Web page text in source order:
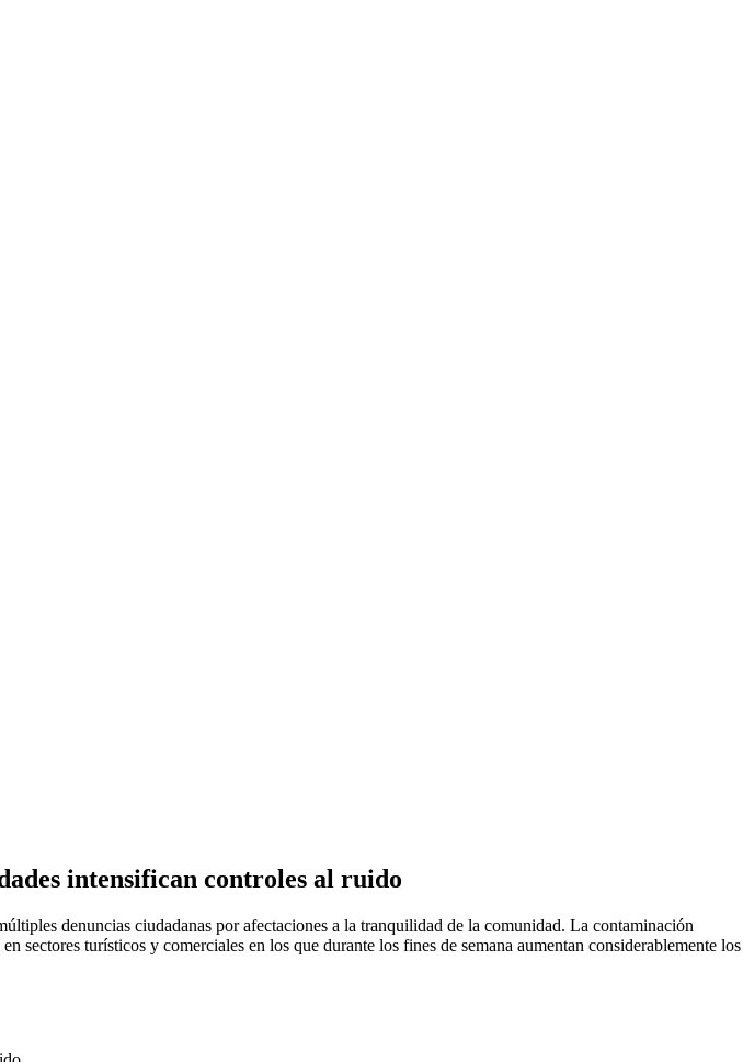
intensifican controles al ruido
denuncias ciudadanas por afectaciones a la tranquilidad de la comunidad. La contaminación
sectores turísticos y comerciales en los que durante los fines de semana aumentan considerablemente los